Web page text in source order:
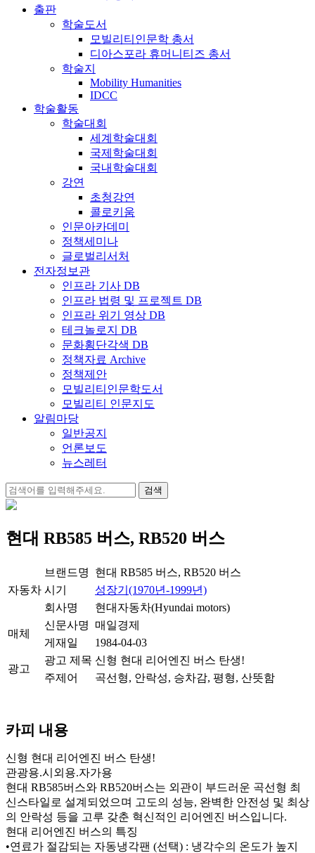
출판
학술도서
모빌리티인문학 총서
디아스포라 휴머니티즈 총서
학술지
Mobility Humanities
IDCC
학술활동
학술대회
세계학술대회
국제학술대회
국내학술대회
강연
초청강연
콜로키움
인문아카데미
정책세미나
글로벌리서처
전자정보관
인프라 기사 DB
인프라 법령 및 프로젝트 DB
인프라 위기 영상 DB
테크놀로지 DB
문화횡단각색 DB
정책자료 Archive
정책제안
모빌리티인문학도서
모빌리티 인문지도
알림마당
일반공지
언론보도
뉴스레터
검
색:
현대 RB585 버스, RB520 버스
자동차
브랜드명
현대 RB585 버스, RB520 버스
시기
성장기(1970년-1999년)
회사명
현대자동차(Hyundai motors)
매체
신문사명
매일경제
게재일
1984-04-03
광고
광고 제목 신형 현대 리어엔진 버스 탄생!
주제어
곡선형, 안락성, 승차감, 평형, 산뜻함
카피 내용
신형 현대 리어엔진 버스 탄생!
관광용.시외용.자가용
현대 RB585버스와 RB520버스는 외관이 부드러운 곡선형 최
신스타일로 설계되었으며 고도의 성능, 완벽한 안전성 및 최상
의 안락성 등을 고루 갖춘 혁신적인 리어엔진 버스입니다.
현대 리어엔진 버스의 특징
•연료가 절감되는 자동냉각팬 (선택) : 냉각수의 온도가 높지